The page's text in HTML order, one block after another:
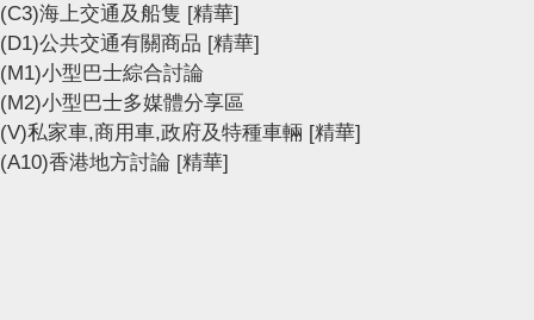
(C3)海上交通及船隻 [精華]
(D1)公共交通有關商品 [精華]
(M1)小型巴士綜合討論
(M2)小型巴士多媒體分享區
(V)私家車,商用車,政府及特種車輛 [精華]
(A10)香港地方討論 [精華]